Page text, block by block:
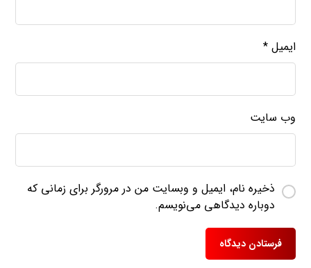
ایمیل*
وب‌ سایت
ذخیره نام، ایمیل و وبسایت من در مرورگر برای زمانی که
دوباره دیدگاهی می‌نویسم.